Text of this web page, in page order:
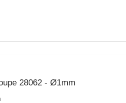
28062 - Ø1mm